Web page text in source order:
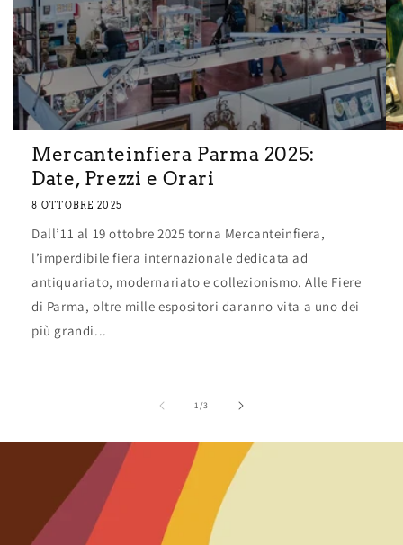
Mercanteinfiera Parma 2025:
Date, Prezzi e Orari
8 OTTOBRE 2025
Dall’11 al 19 ottobre 2025 torna Mercanteinfiera,
l’imperdibile fiera internazionale dedicata ad
antiquariato, modernariato e collezionismo. Alle Fiere
di Parma, oltre mille espositori daranno vita a uno dei
più grandi...
1/su
3